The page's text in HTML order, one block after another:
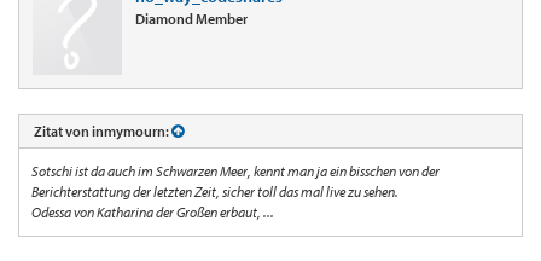
Diamond Member
Zitat von inmymourn:
Sotschi ist da auch im Schwarzen Meer, kennt man ja ein bisschen von der
Berichterstattung der letzten Zeit, sicher toll das mal live zu sehen.
Odessa von Katharina der Großen erbaut, ...